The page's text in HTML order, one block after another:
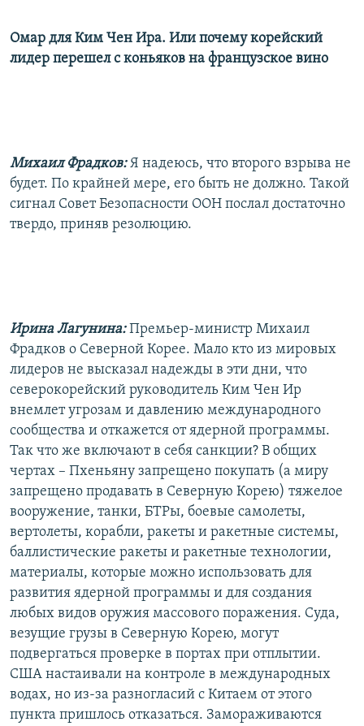
Омар для Ким Чен Ира. Или почему корейский
лидер перешел с коньяков на французское вино
Михаил Фрадков:Я надеюсь, что второго взрыва не
будет. По крайней мере, его быть не должно. Такой
сигнал Совет Безопасности ООН послал достаточно
твердо, приняв резолюцию.
Ирина Лагунина:Премьер-министр Михаил
Фрадков о Северной Корее. Мало кто из мировых
лидеров не высказал надежды в эти дни, что
северокорейский руководитель Ким Чен Ир
внемлет угрозам и давлению международного
сообщества и откажется от ядерной программы.
Так что же включают в себя санкции? В общих
чертах – Пхеньяну запрещено покупать (а миру
запрещено продавать в Северную Корею) тяжелое
вооружение, танки, БТРы, боевые самолеты,
вертолеты, корабли, ракеты и ракетные системы,
баллистические ракеты и ракетные технологии,
материалы, которые можно использовать для
развития ядерной программы и для создания
любых видов оружия массового поражения. Суда,
везущие грузы в Северную Корею, могут
подвергаться проверке в портах при отплытии.
США настаивали на контроле в международных
водах, но из-за разногласий с Китаем от этого
пункта пришлось отказаться. Замораживаются